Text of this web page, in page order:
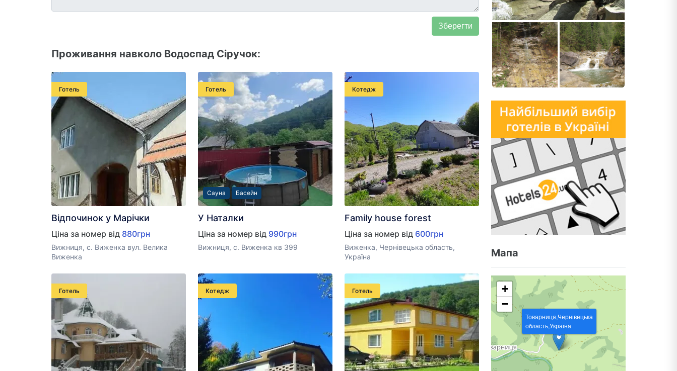
Проживання навколо Водоспад Сіручок:
Готель
Відпочинок у Марічки
Ціна за номер від 880грн
Вижниця, с. Виженка вул. Велика
Виженка
Готель
Сауна Басейн
У Наталки
Ціна за номер від 990грн
Вижниця, с. Виженка кв 399
Котедж
Family house forest
Ціна за номер від 600грн
Виженка, Чернівецька область,
Україна
Готель Котедж Готель
Мапа
Товарниця,Чернівецька
область,Україна
+
−